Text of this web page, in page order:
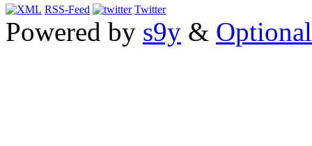
RSS-Feed Twitter
Powered by s9y &